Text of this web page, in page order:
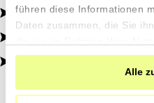
führen diese Informationen
Daten zusammen, die Sie
haben.
Alle
Natürliche Zutaten,
Von kleinen Höfen,
100% transparent,